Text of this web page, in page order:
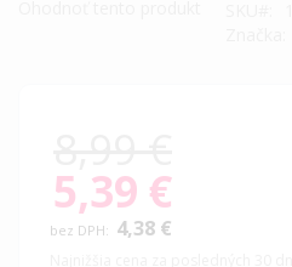
Special
Price
5,39 €
4,38 €